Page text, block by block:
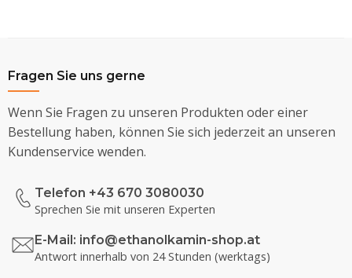
Fragen Sie uns gerne
Wenn Sie Fragen zu unseren Produkten oder einer
Bestellung haben, können Sie sich jederzeit an unseren
Kundenservice wenden.
Telefon +43 670 3080030
Sprechen Sie mit unseren Experten
E-Mail: info@ethanolkamin-shop.at
Antwort innerhalb von 24 Stunden (werktags)